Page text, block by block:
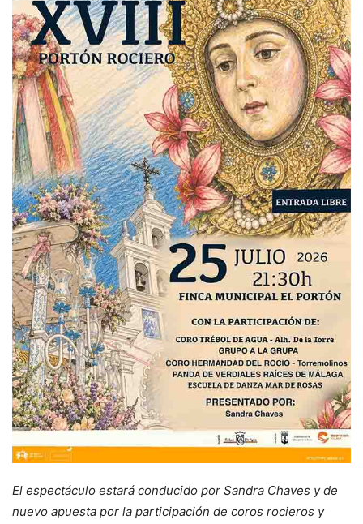
El espectáculo estará conducido por Sandra Chaves y de
nuevo apuesta por la participación de coros rocieros y